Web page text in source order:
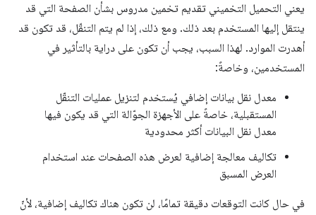
يعني التحميل التخميني تقديم تخمين مدروس بشأن الصفحة التي قد
ينتقل إليها المستخدم بعد ذلك. ومع ذلك، إذا لم يتم التنقّل، قد تكون قد
أهدرت الموارد. لهذا السبب، يجب أن تكون على دراية بالتأثير في
المستخدمين، وخاصةً:
معدل نقل بيانات إضافي يُستخدم لتنزيل عمليات التنقّل
المستقبلية، خاصةً على الأجهزة الجوّالة التي قد يكون فيها
معدل نقل البيانات أكثر محدودية
تكاليف معالجة إضافية لعرض هذه الصفحات عند استخدام
العرض المسبق
في حال كانت التوقعات دقيقة تمامًا، لن تكون هناك تكاليف إضافية، لأنّ